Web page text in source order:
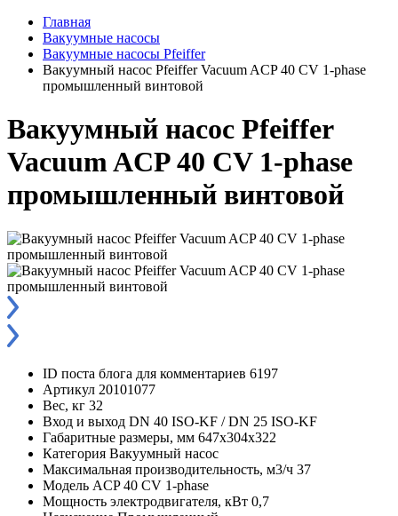
Главная
Вакуумные насосы
Вакуумные насосы Pfeiffer
Вакуумный насос Pfeiffer Vacuum ACP 40 CV 1-phase
промышленный винтовой
Вакуумный насос Pfeiffer
Vacuum ACP 40 CV 1-phase
промышленный винтовой
ID поста блога для комментариев 6197
Артикул 20101077
Вес, кг 32
Вход и выход DN 40 ISO-KF / DN 25 ISO-KF
Габаритные размеры, мм 647x304x322
Категория Вакуумный насос
Максимальная производительность, м3/ч 37
Модель ACP 40 CV 1-phase
Мощность электродвигателя, кВт 0,7